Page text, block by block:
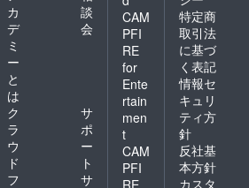
カ
デ
ミ
ー
と
は
談
会
ク
ラ
ウ
ド
フ
サ
ポ
ー
ト
サ
CAM
PFI
RE
for
Ente
rtain
men
t
CAM
PFI
RE
特定商
取引法
に基づ
く表記
情報セ
キュリ
ティ方
針
反社基
本方針
カスタ